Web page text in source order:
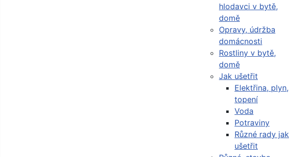
hlodavci v bytě,
domě
Opravy, údržba
domácnosti
Rostliny v bytě,
domě
Jak ušetřit
Elektřina, plyn,
topení
Voda
Potraviny
Různé rady jak
ušetřit